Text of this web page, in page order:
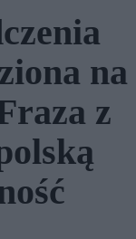
na
z